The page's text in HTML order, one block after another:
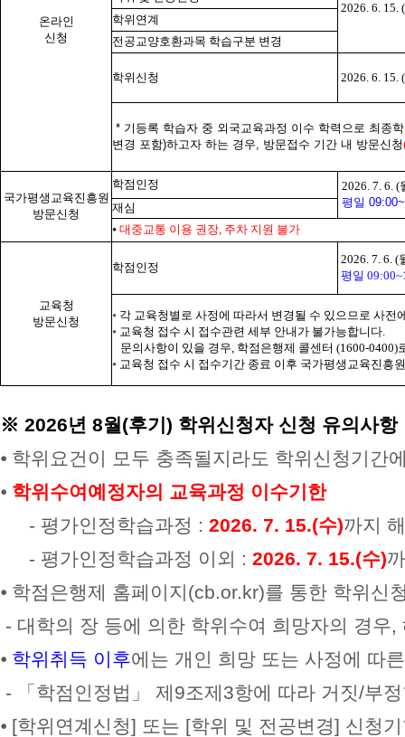
온라인
신청
2026. 6. 15.
학위연계
전공교양호환과목 학습구분 변경
학위신청 2026. 6. 15.
* 기등록 학습자 중 외국교육과정 이수 학력으로 최종
변경 포함)하고자 하는 경우, 방문접수 기간 내 방문신청
국가평생교육진흥원
방문신청
학점인정
2026. 7. 6. (
평일
재심
⦁ 대중교통 이용 권장, 주차 지원 불가
교육청
방문신청
학점인정
2026. 7. 6. (
평일
⦁ 각 교육청별로 사정에 따라서 변경될 수 있으므로 사전
⦁ 교육청 접수 시 접수관련 세부 안내가 불가능합니다.
문의사항이 있을 경우, 학점은행제 콜센터 (1600-0400)
⦁ 교육청 접수 시 접수기간 종료 이후 국가평생교육진흥
※ 2026년 8월(후기) 학위신청자 신청 유의사항
⦁ 학위요건이 모두 충족될지라도 학위신청기간
⦁ 학위수여예정자의 교육과정 이수기한
- 평가인정학습과정 : 2026. 7. 15.(수)까지
- 평가인정학습과정 이외 : 2026. 7. 15.(수)
⦁ 학점은행제 홈페이지(cb.or.kr)를 통한 학위
- 대학의 장 등에 의한 학위수여 희망자의 경
⦁ 학위취득 이후에는 개인 희망 또는 사정에 따
- 「학점인정법」 제9조제3항에 따라 거짓/부
⦁ [학위연계신청] 또는 [학위 및 전공변경] 신청